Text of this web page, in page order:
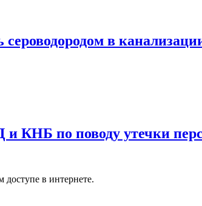
в
и КНБ по поводу утечки
доступе в интернете.